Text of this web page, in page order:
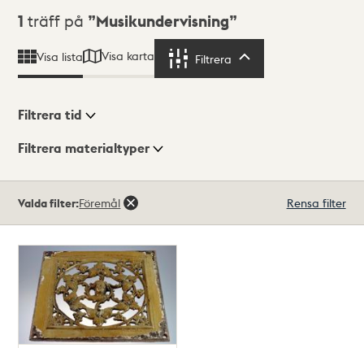
Sökresultat
1 träff på Musikundervisning
Visa lista Visa karta Filtrera
Visningsläge
Filtrera tid
Filtrera materialtyper
träffar
Valda filter:Föremål Rensa filter